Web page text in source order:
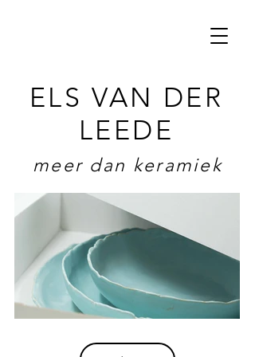
ELS VAN DER
LEEDE
meer dan keramiek